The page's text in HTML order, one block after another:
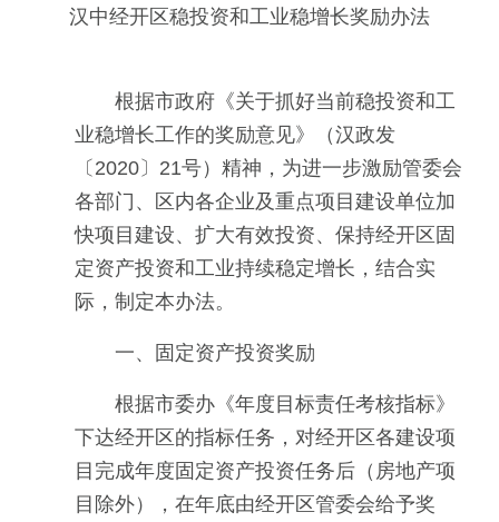
汉中经开区稳投资和工业稳增长奖励办法
根据市政府《关于抓好当前稳投资和工
业稳增长工作的奖励意见》（汉政发
〔2020〕21号）精神，为进一步激励管委会
各部门、区内各企业及重点项目建设单位加
快项目建设、扩大有效投资、保持经开区固
定资产投资和工业持续稳定增长，结合实
际，制定本办法。
一、固定资产投资奖励
根据市委办《年度目标责任考核指标》
下达经开区的指标任务，对经开区各建设项
目完成年度固定资产投资任务后（房地产项
目除外），在年底由经开区管委会给予奖